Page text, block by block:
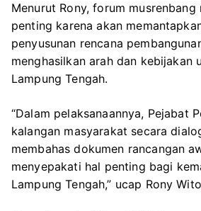
Menurut Rony, forum musrenbang
penting karena akan
penyusunan rencana
menghasilkan arah dan kebijakan
Lampung Tengah.
“Dalam pelaksanaannya, Pejabat
kalangan masyarakat secara
membahas dokumen rancangan
menyepakati hal penting bagi
Lampung Tengah,” ucap Rony